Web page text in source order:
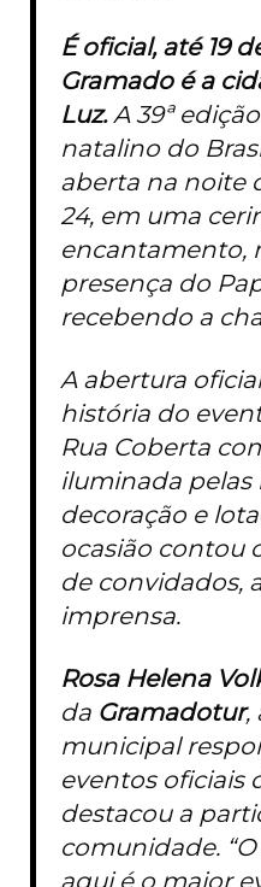
É oficial, até 19
Gramado é a
Luz.A 39ª
natalino do
aberta na noite
24, em uma
encantamento,
presença do
recebendo a
A abertura
história do
Rua Coberta
iluminada pelas
decoração e
ocasião contou
de convidados,
imprensa.
Rosa Helena
da Gramadotur,
municipal
eventos oficiais
destacou a
comunidade.
aqui é o maior